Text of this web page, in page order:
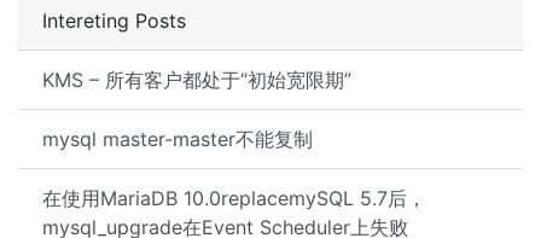
Intereting Posts
KMS – 所有客户都处于“初始宽限期”
mysql master-master不能复制
在使用MariaDB 10.0replacemySQL 5.7后，
mysql_upgrade在Event Scheduler上失败